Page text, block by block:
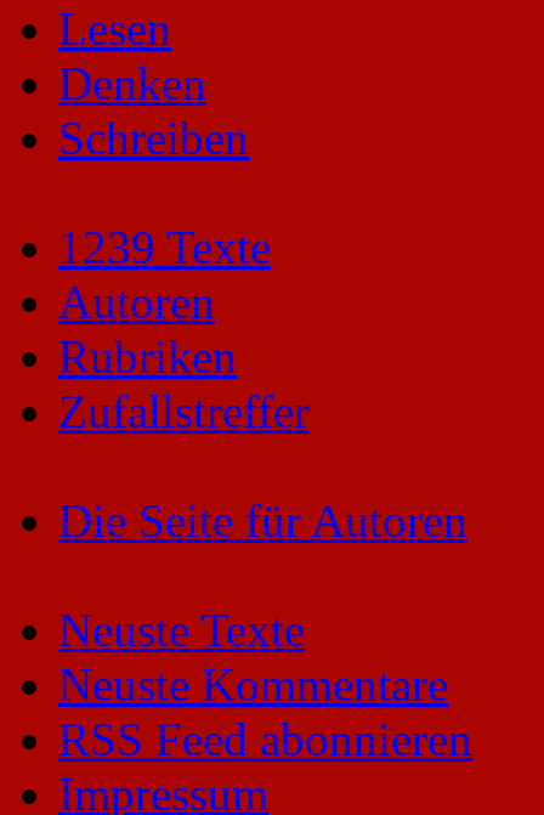
Lesen
Denken
Schreiben
1239 Texte
Autoren
Rubriken
Zufallstreffer
Die Seite für Autoren
Neuste Texte
Neuste Kommentare
RSS Feed abonnieren
Impressum